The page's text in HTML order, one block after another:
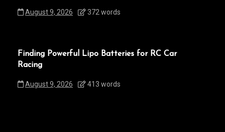
August 9, 2026 372 words
Finding Powerful Lipo Batteries for RC Car
Racing
August 9, 2026 413 words